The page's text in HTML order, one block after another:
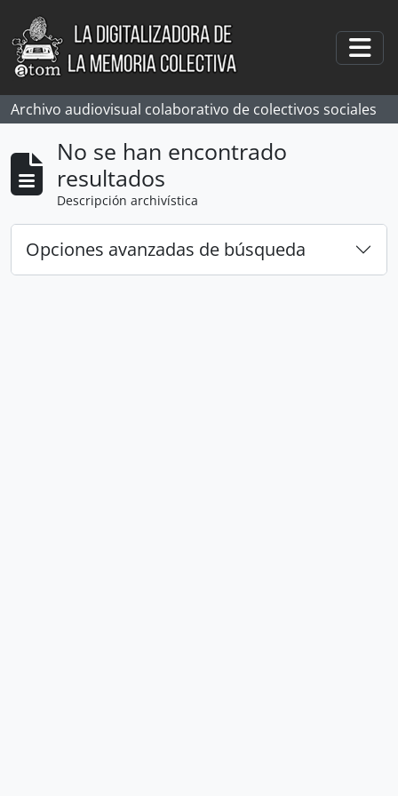
Skip to main content
Archivo audiovisual colaborativo de colectivos sociales
No se han encontrado
resultados
Descripción archivística
Opciones avanzadas de búsqueda